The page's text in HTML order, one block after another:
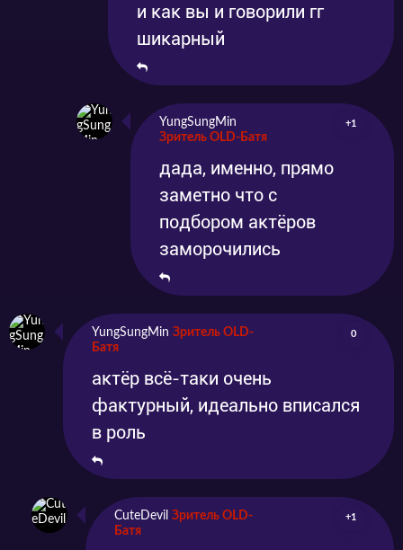
и как вы и говорили гг
шикарный
YungSungMin
Зритель OLD-Батя
+1
дада, именно, прямо
заметно что с
подбором актёров
заморочились
YungSungMin Зритель OLD-
Батя
0
актёр всё-таки очень
фактурный, идеально вписался
в роль
CuteDevil Зритель OLD-
Батя
+1